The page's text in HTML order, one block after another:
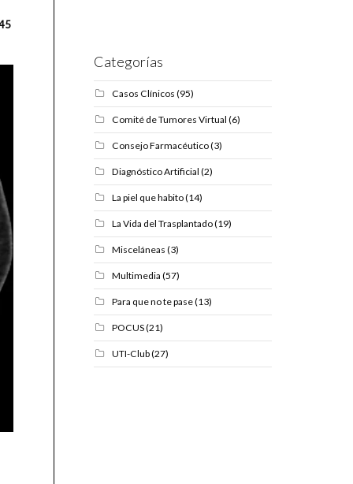
Categorías
Casos Clínicos (95)
Comité de Tumores Virtual (6)
Consejo Farmacéutico(3)
Diagnóstico Artificial (2)
La piel que habito(14)
La Vida del Trasplantado(19)
Misceláneas (3)
Multimedia (57)
Para que no te pase(13)
POCUS(21)
UTI-Club(27)